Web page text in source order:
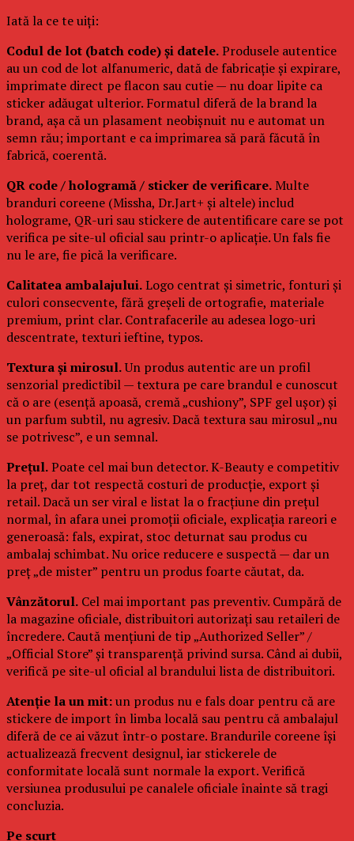
Iată la ce te uiți:
Codul de lot (batch code) și datele.Produsele autentice
au un cod de lot alfanumeric, dată de fabricație și expirare,
imprimate direct pe flacon sau cutie — nu doar lipite ca
sticker adăugat ulterior. Formatul diferă de la brand la
brand, așa că un plasament neobișnuit nu e automat un
semn rău; important e ca imprimarea să pară făcută în
fabrică, coerentă.
QR code / hologramă / sticker de verificare.Multe
branduri coreene (Missha, Dr.Jart+ și altele) includ
holograme, QR-uri sau stickere de autentificare care se pot
verifica pe site-ul oficial sau printr-o aplicație. Un fals fie
nu le are, fie pică la verificare.
Calitatea ambalajului.Logo centrat și simetric, fonturi și
culori consecvente, fără greșeli de ortografie, materiale
premium, print clar. Contrafacerile au adesea logo-uri
descentrate, texturi ieftine, typos.
Textura și mirosul.Un produs autentic are un profil
senzorial predictibil — textura pe care brandul e cunoscut
că o are (esență apoasă, cremă „cushiony”, SPF gel ușor) și
un parfum subtil, nu agresiv. Dacă textura sau mirosul „nu
se potrivesc”, e un semnal.
Prețul.Poate cel mai bun detector. K-Beauty e competitiv
la preț, dar tot respectă costuri de producție, export și
retail. Dacă un ser viral e listat la o fracțiune din prețul
normal, în afara unei promoții oficiale, explicația rareori e
generoasă: fals, expirat, stoc deturnat sau produs cu
ambalaj schimbat. Nu orice reducere e suspectă — dar un
preț „de mister” pentru un produs foarte căutat, da.
Vânzătorul. Cel mai important pas preventiv. Cumpără de
la magazine oficiale, distribuitori autorizați sau retaileri de
încredere. Caută mențiuni de tip „Authorized Seller” /
„Official Store” și transparență privind sursa. Când ai dubii,
verifică pe site-ul oficial al brandului lista de distribuitori.
Atenție la un mit:un produs nu e fals doar pentru că are
stickere de import în limba locală sau pentru că ambalajul
diferă de ce ai văzut într-o postare. Brandurile coreene își
actualizează frecvent designul, iar stickerele de
conformitate locală sunt normale la export. Verifică
versiunea produsului pe canalele oficiale înainte să tragi
concluzia.
Pe scurt